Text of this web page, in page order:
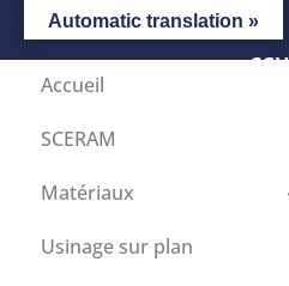
CGV
Accueil
SCERAM
Matériaux
Usinage sur plan
Automatic translation »